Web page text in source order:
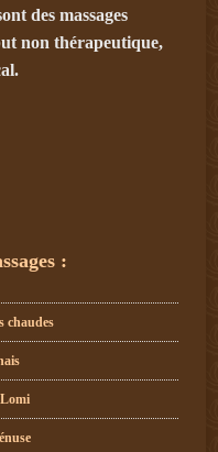
des massages
non thérapeutique,
:
chaudes